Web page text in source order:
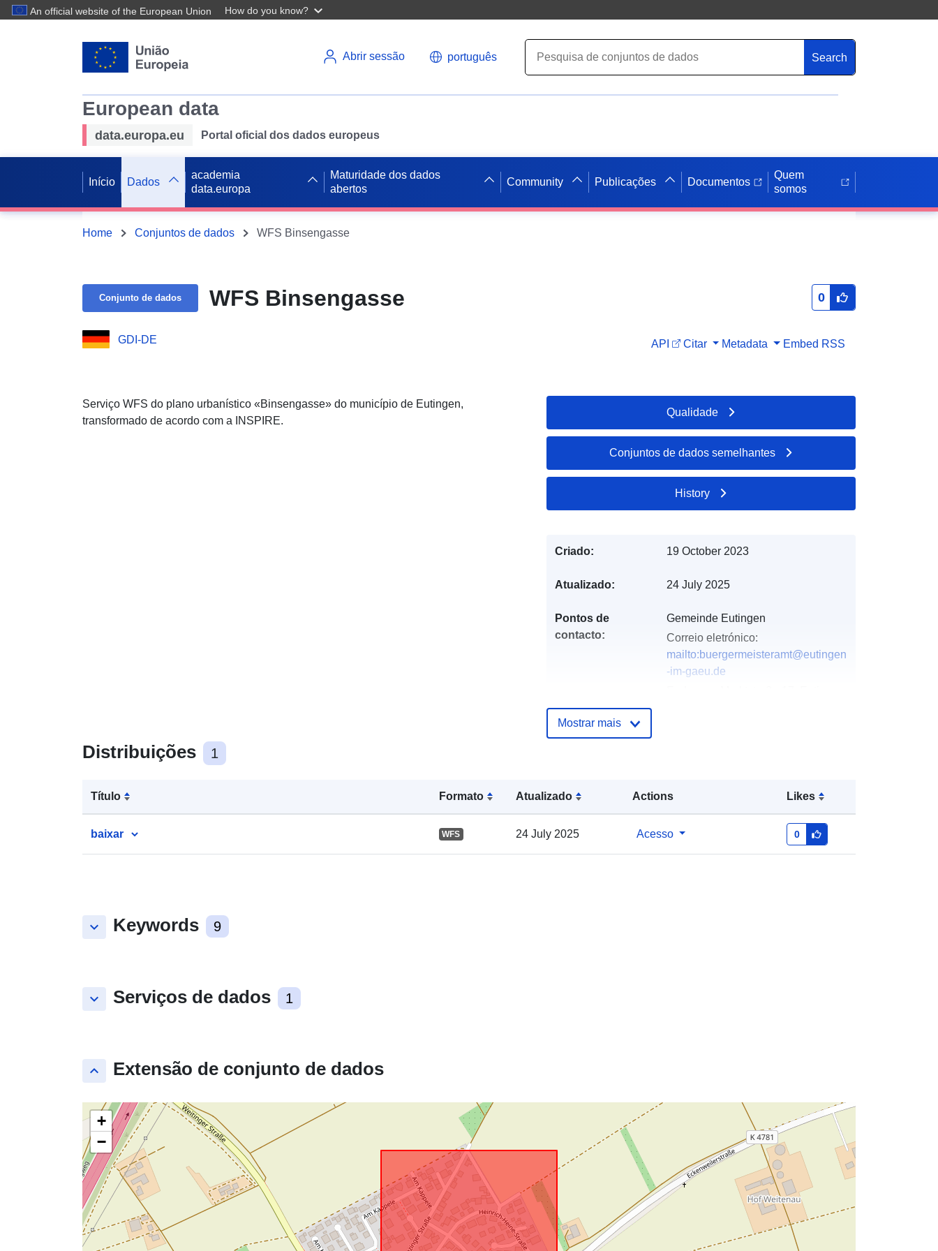
An official website of the European Union How do you know?
Abrir sessão português Search
European data
data.europa.eu Portal oficial dos dados europeus
Início Dados
academia
data.europa
Maturidade dos dados
abertos
Community Publicações Documentos
Quem
somos
Home Conjuntos de dados WFS Binsengasse
Conjunto de dados WFS Binsengasse 0
GDI-DE API Citar Metadata Embed RSS
Serviço WFS do plano urbanístico «Binsengasse» do município de Eutingen,
transformado de acordo com a INSPIRE.
Distribuições 1
Título Formato Atualizado Actions Likes
baixar WFS 24 July 2025 Acesso 0
keyboard_arrow_down Keywords 9
keyboard_arrow_down Serviços de dados 1
keyboard_arrow_up Extensão de conjunto de dados
+
−
Qualidade
Conjuntos de dados semelhantes
History
Criado: 19 October 2023
Atualizado: 24 July 2025
Pontos de
contacto:
Gemeinde Eutingen
Correio eletrónico:
mailto:buergermeisteramt@eutingen
-im-gaeu.de
catálogo:
January 2026
Atualizado em data.europa.eu: 26
April 2026
http://data.europa.eu/88u/dataset/31
2c8a87-7be1-4e76-9115-
b6ec45288a52
Mostrar mais